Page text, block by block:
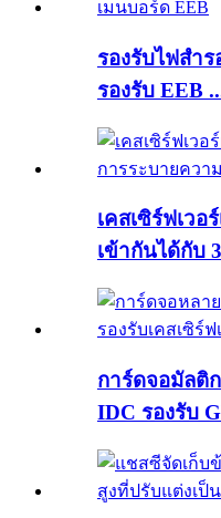
รองรับไฟสำร
รองรับ EEB
เคสเซิร์ฟเวอ
เข้ากันได้กับ
การ์ดจอมัลติ
IDC รองรับ